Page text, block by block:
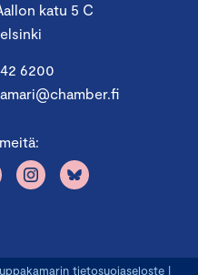
katu 5 C
6200
tietosuojaseloste |